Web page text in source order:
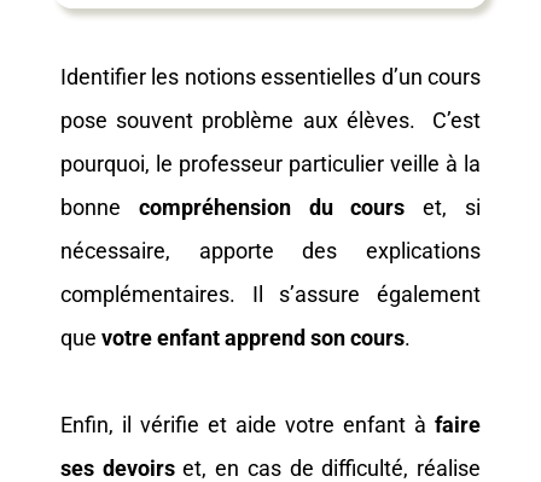
Identifier les notions essentielles d’un cours
pose souvent problème aux élèves. C’est
pourquoi, le professeur particulier veille à la
bonne compréhension du cours et, si
nécessaire, apporte des explications
complémentaires. Il s’assure également
que votre enfant apprend son cours.
Enfin, il vérifie et aide votre enfant à faire
ses devoirset, en cas de difficulté, réalise